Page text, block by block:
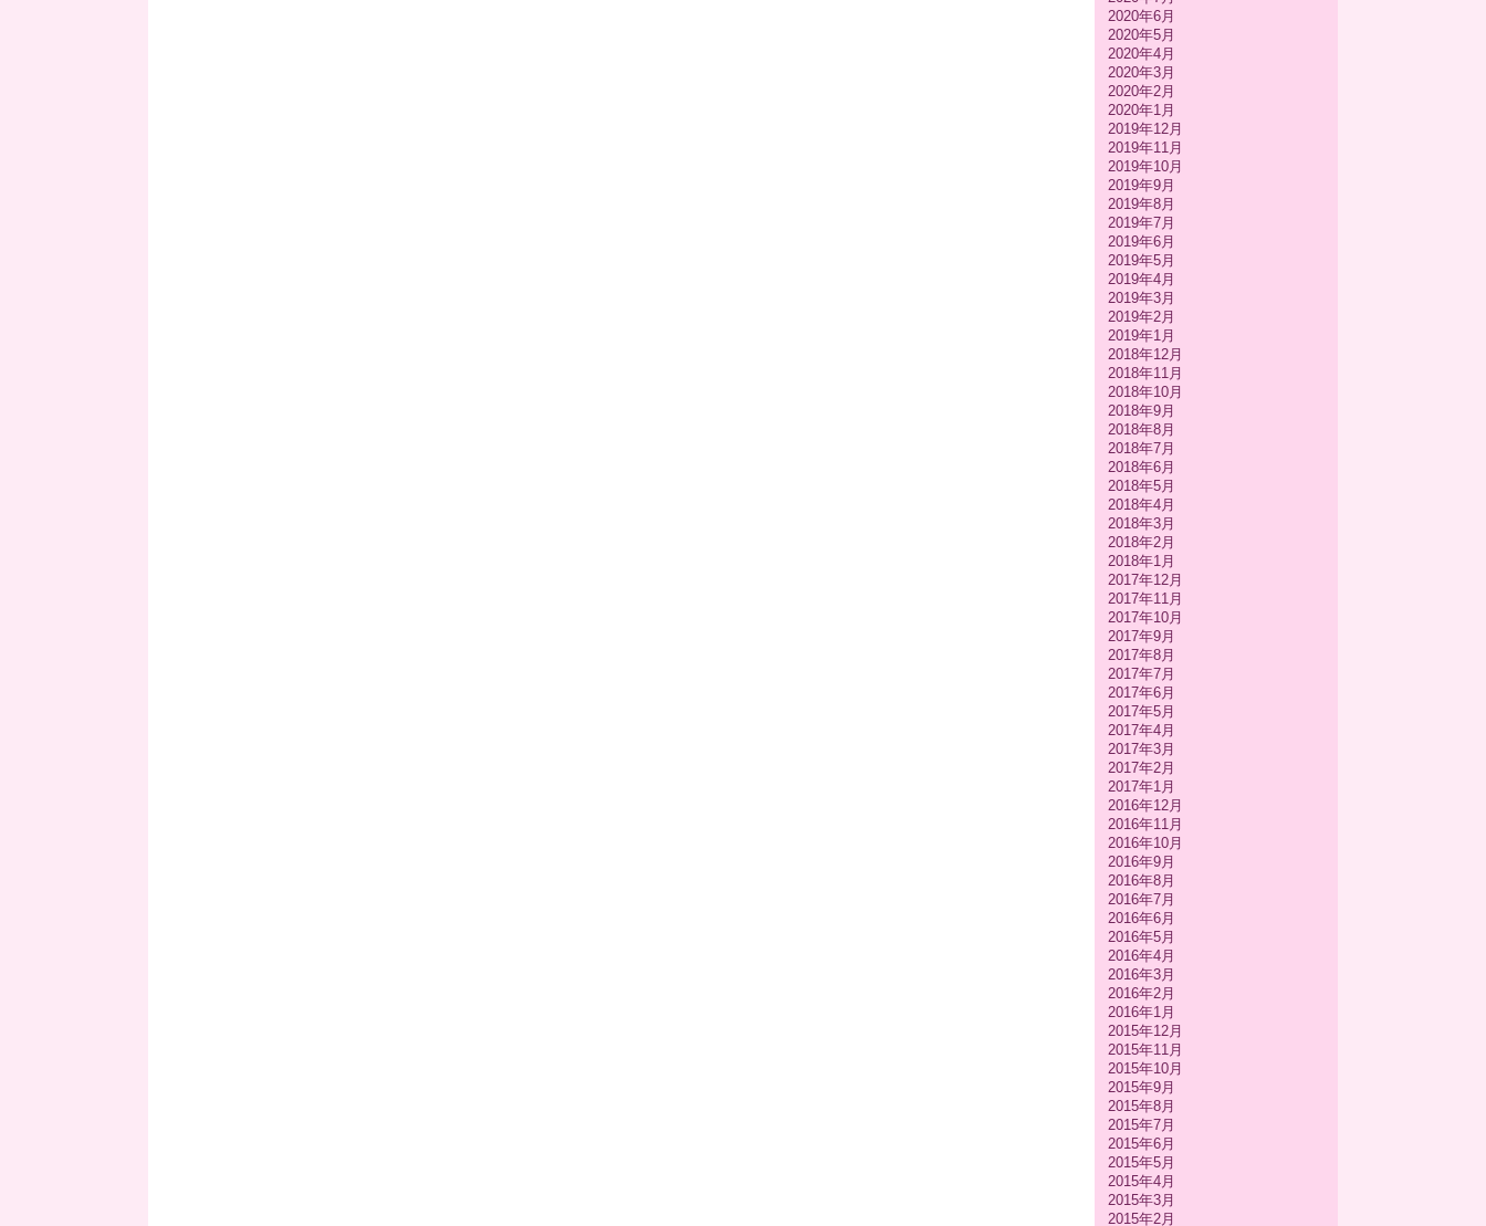
2020年6月
2020年5月
2020年4月
2020年3月
2020年2月
2020年1月
2019年12月
2019年11月
2019年10月
2019年9月
2019年8月
2019年7月
2019年6月
2019年5月
2019年4月
2019年3月
2019年2月
2019年1月
2018年12月
2018年11月
2018年10月
2018年9月
2018年8月
2018年7月
2018年6月
2018年5月
2018年4月
2018年3月
2018年2月
2018年1月
2017年12月
2017年11月
2017年10月
2017年9月
2017年8月
2017年7月
2017年6月
2017年5月
2017年4月
2017年3月
2017年2月
2017年1月
2016年12月
2016年11月
2016年10月
2016年9月
2016年8月
2016年7月
2016年6月
2016年5月
2016年4月
2016年3月
2016年2月
2016年1月
2015年12月
2015年11月
2015年10月
2015年9月
2015年8月
2015年7月
2015年6月
2015年5月
2015年4月
2015年3月
2015年2月